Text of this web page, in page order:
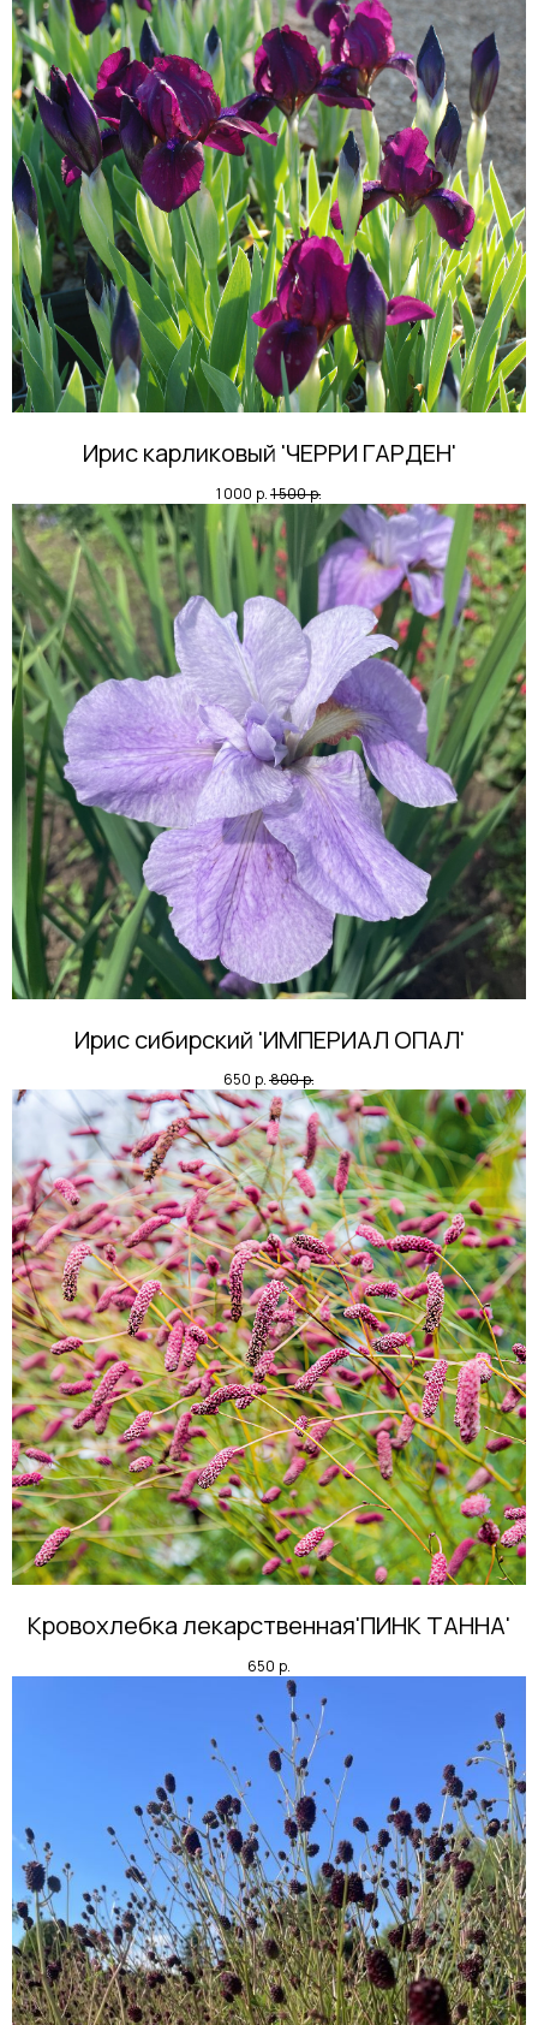
Ирис карликовый 'ЧЕРРИ ГАРДЕН'
1 000 р. 1 500р.
Ирис сибирский 'ИМПЕРИАЛ ОПАЛ'
650 р. 800р.
Кровохлебка лекарственная'ПИНК ТАННА'
650 р.